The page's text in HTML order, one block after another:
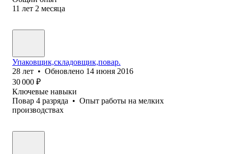
11 лет 2 месяца
Упаковщик,складовщик,повар.
28 лет • Обновлено 14 июня 2016
30 000 ₽
Ключевые навыки
Повар 4 разряда • Опыт работы на мелких
производствах